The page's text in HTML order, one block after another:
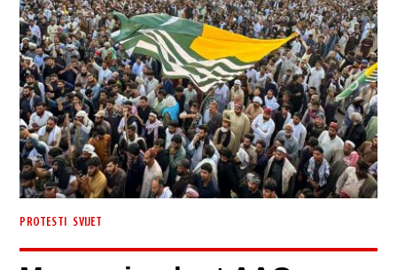
PROTESTI SVIJET